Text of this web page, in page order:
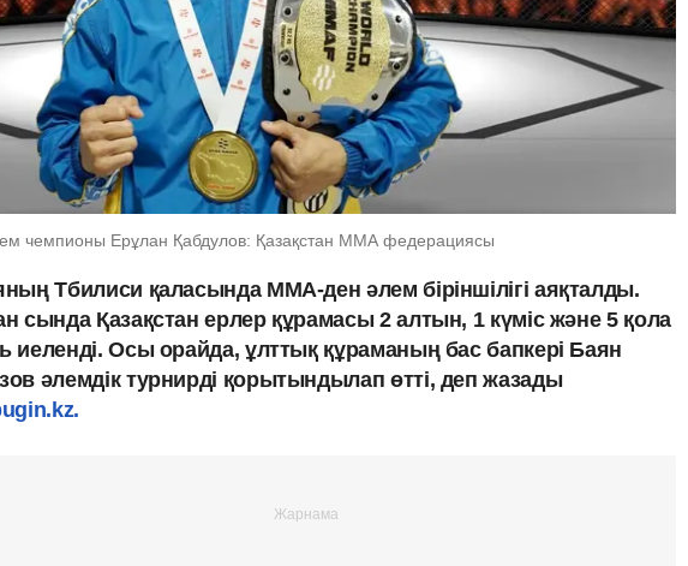
чемпионы Ерұлан Қабдулов: Қазақстан ММА федерациясы
Тбилиси қаласында ММА-ден әлем біріншілігі аяқталды.
сында Қазақстан ерлер құрамасы 2 алтын, 1 күміс және 5 қола
иеленді. Осы орайда, ұлттық құраманың бас бапкері Баян
әлемдік турнирді қорытындылап өтті, деп жазады